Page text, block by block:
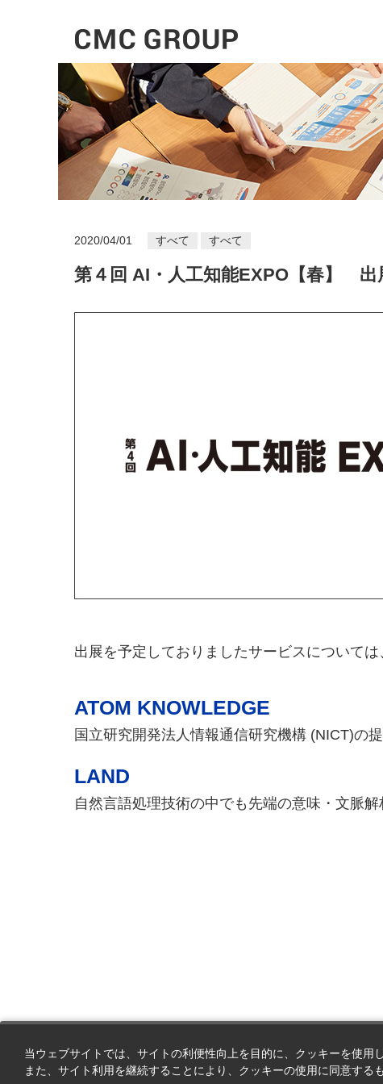
2020/04/01 すべて すべて
第４回 AI・人工知能EXPO【春】 出
出展を予定しておりましたサービスについて
ATOM KNOWLEDGE
国立研究開発法人情報通信研究機構 (NICT)の
LAND
自然言語処理技術の中でも先端の意味・文脈解
当ウェブサイトでは、サイトの利便性向上を目的に、クッキーを使用
また、サイト利用を継続することにより、クッキーの使用に同意する